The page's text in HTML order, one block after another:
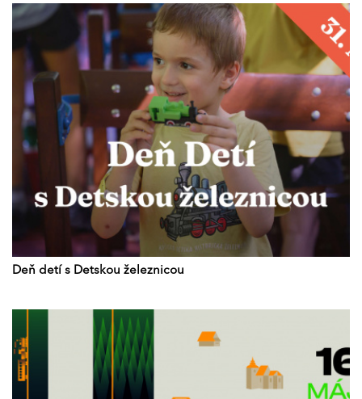
Deň detí s Detskou železnicou